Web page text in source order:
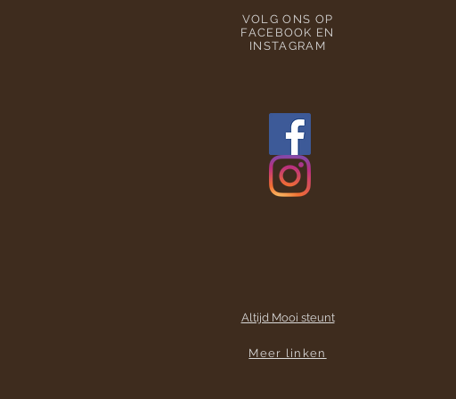
VOLG ONS OP
FACEBOOK EN
INSTAGRAM
Altijd Mooi steunt
Meer linken